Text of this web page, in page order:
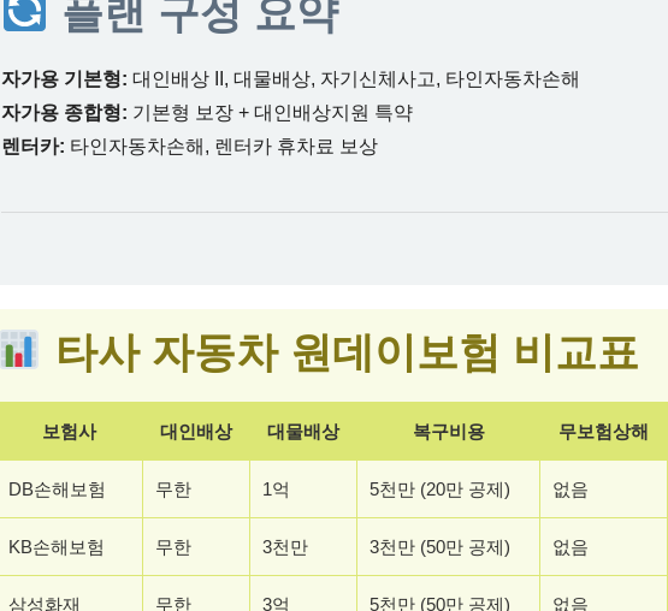
플랜 구성 요약
자가용 기본형: 대인배상 II, 대물배상, 자기신체사고, 타인자동차손해
자가용 종합형: 기본형 보장 + 대인배상지원 특약
렌터카: 타인자동차손해, 렌터카 휴차료 보상
타사 자동차 원데이보험 비교표
보험사 대인배상 대물배상 복구비용 무보험상해
DB손해보험 무한 1억 5천만 (20만 공제) 없음
KB손해보험 무한 3천만 3천만 (50만 공제) 없음
삼성화재 무한 3억 5천만 (50만 공제) 없음